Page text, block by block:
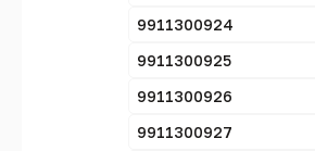
9911300924
9911300925
9911300926
9911300927